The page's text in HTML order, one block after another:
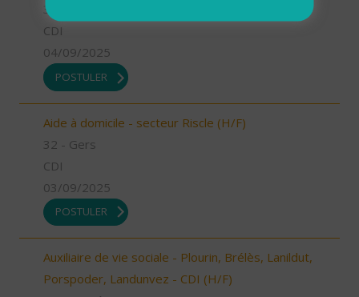
32 - Gers
CDI
04/09/2025
POSTULER
Aide à domicile - secteur Riscle (H/F)
32 - Gers
CDI
03/09/2025
POSTULER
Auxiliaire de vie sociale - Plourin, Brélès, Lanildut,
Porspoder, Landunvez - CDI (H/F)